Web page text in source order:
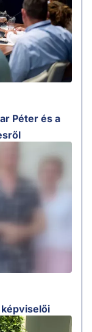
Péter és a